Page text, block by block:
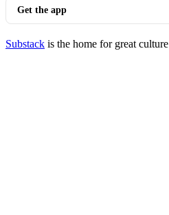
Get the app
Substack is the home for great culture